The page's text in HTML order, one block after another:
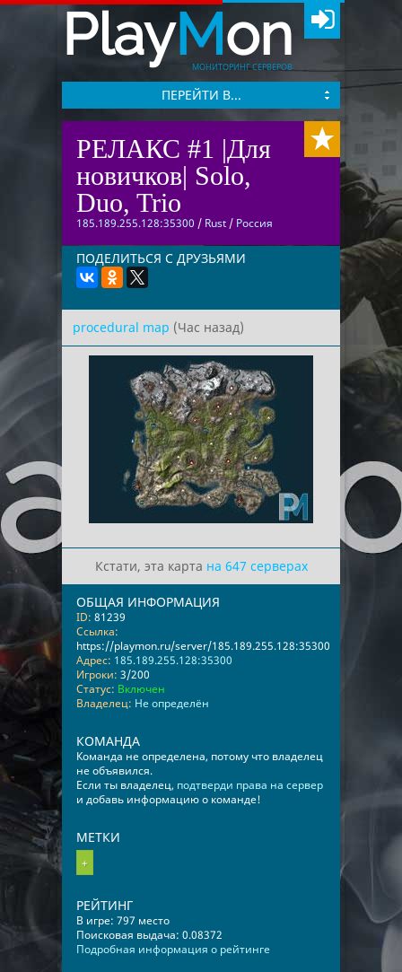
PlayMon
МОНИТОРИНГ СЕРВЕРОВ
ПЕРЕЙТИ В...
РЕЛАКС #1 |Для
новичков| Solo,
Duo, Trio
185.189.255.128:35300 / Rust / Россия
ПОДЕЛИТЬСЯ С ДРУЗЬЯМИ
procedural map (Час назад)
Кстати, эта карта на 647 серверах
ОБЩАЯ ИНФОРМАЦИЯ
ID: 81239
Ссылка:
https://playmon.ru/server/185.189.255.128:35300
Адрес: 185.189.255.128:35300
Игроки: 3/200
Статус: Включен
Владелец: Не определён
КОМАНДА
Команда не определена, потому что владелец
не объявился.
Если ты владелец, подтверди права на сервер
и добавь информацию о команде!
МЕТКИ
+
РЕЙТИНГ
В игре: 797 место
Поисковая выдача: 0.08372
Подробная информация о рейтинге